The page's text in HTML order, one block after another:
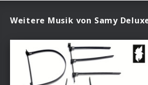
Weitere Musik von Samy